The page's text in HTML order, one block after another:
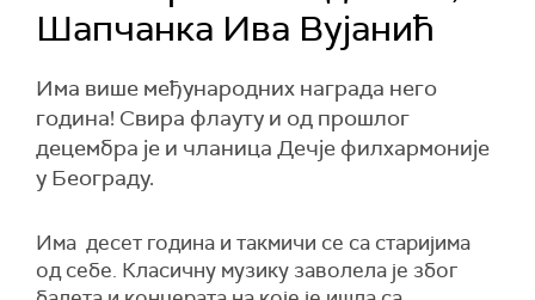
Шапчанка Ива Вујанић
Има више међународних награда него
година! Свира флауту и од прошлог
децембра је и чланица Дечје филхармоније
у Београду.
Има десет година и такмичи се са старијима
од себе. Класичну музику заволела је због